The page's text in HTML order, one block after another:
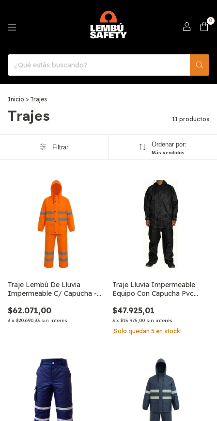
0
Inicio > Trajes
Trajes 11 productos
Filtrar Ordenar por:
Más vendidos
Traje Lembú De Lluvia
Impermeable C/ Capucha -
$62.071,00
3 x $20.690,33 sin interés
Traje Lluvia Impermeable
Equipo Con Capucha Pvc
$47.925,01
3 x $15.975,00 sin interés
¡Solo quedan 5 en stock!